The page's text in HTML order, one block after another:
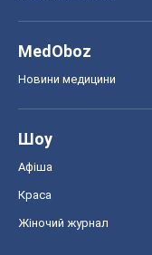
MedOboz
Новини медицини
Шоу
Афіша
Краса
Жіночий журнал